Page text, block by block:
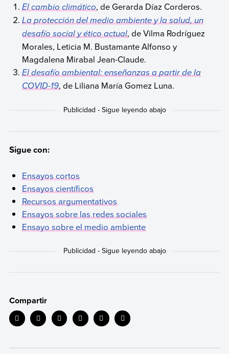
El cambio climático, de Gerarda Díaz Corderos.
La protección del medio ambiente y la salud, un
desafío social y ético actual, de Vilma Rodríguez
Morales, Leticia M. Bustamante Alfonso y
Magdalena Mirabal Jean-Claude.
El desafío ambiental: enseñanzas a partir de la
COVID-19, de Liliana María Gomez Luna.
Sigue con:
Ensayos cortos
Ensayos científicos
Recursos argumentativos
Ensayos sobre las redes sociales
Ensayo sobre el medio ambiente
Compartir